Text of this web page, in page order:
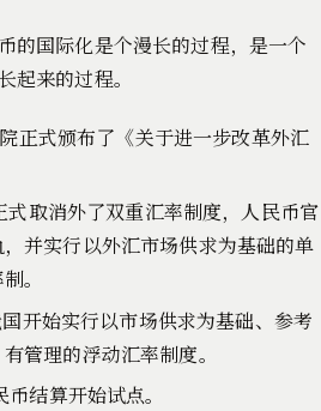
的国际化是个漫长的过程，是一个
起来的过程。
正式颁布了《关于进一步改革外汇
式取消外了双重汇率制度，人民币官
并实行以外汇市场供求为基础的单
。
开始实行以市场供求为基础、参考
管理的浮动汇率制度。
结算开始试点。